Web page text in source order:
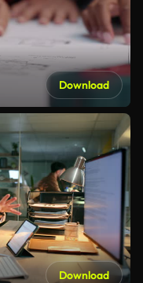
Download
Download